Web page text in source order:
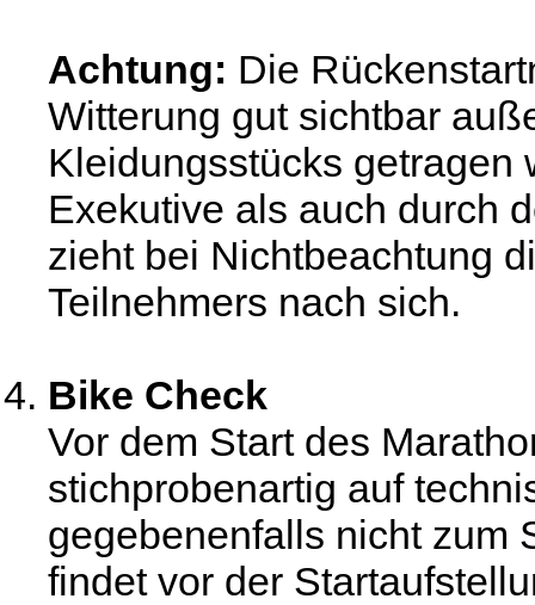
Achtung: Die
Witterung gut sichtbar
Kleidungsstücks getragen
Exekutive als auch durch
zieht bei Nichtbeachtung
Teilnehmers nach sich.
Bike Check
Vor dem Start des
stichprobenartig auf
gegebenenfalls nicht zum
findet vor der